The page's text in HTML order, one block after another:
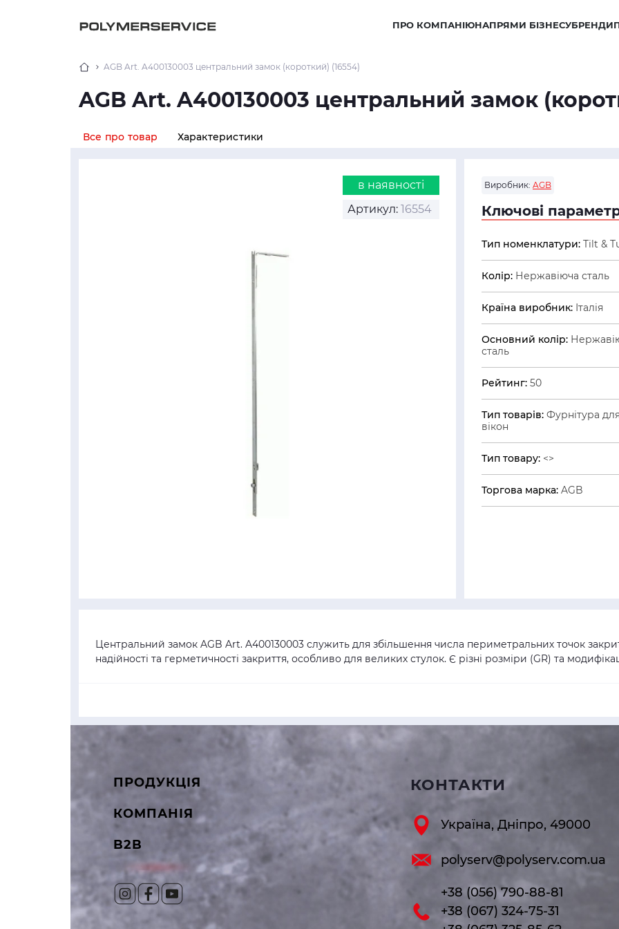
ПРО КОМПАНІЮНАПРЯМИ БІЗНЕСУБРЕНДИ
AGB Art. A400130003 центральний замок (короткий) (16554)
AGB Art. A400130003 центральний замок
Все про товар Характеристики
в наявності
Артикул: 16554
Виробник: AGB
Ключові
Тип номенклатури: Tilt &
Колір: Нержавіюча сталь
Країна виробник: Італія
Основний колір:
сталь
Рейтинг: 50
Тип товарів: Фурнітура для
вікон
Тип товару: <>
Торгова марка: AGB
Центральний замок AGB Art. A400130003 служить для збільшення числа периметральних точок
надійності та герметичності закриття, особливо для великих стулок. Є різні розміри (GR) та
ПРОДУКЦІЯ
КОМПАНІЯ
B2B
КОНТАКТИ
Україна, Дніпро, 49000
polyserv@polyserv.com.ua
+38 (056) 790-88-81
+38 (067) 324-75-31